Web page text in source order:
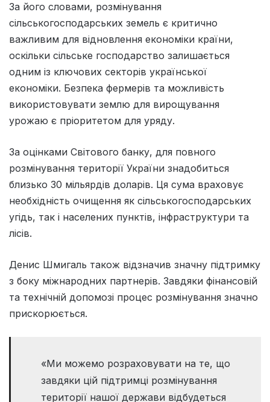
За його словами, розмінування
сільськогосподарських земель є критично
важливим для відновлення економіки країни,
оскільки сільське господарство залишається
одним із ключових секторів української
економіки. Безпека фермерів та можливість
використовувати землю для вирощування
урожаю є пріоритетом для уряду.
За оцінками Світового банку, для повного
розмінування території України знадобиться
близько 30 мільярдів доларів. Ця сума враховує
необхідність очищення як сільськогосподарських
угідь, так і населених пунктів, інфраструктури та
лісів.
Денис Шмигаль також відзначив значну підтримку
з боку міжнародних партнерів. Завдяки фінансовій
та технічній допомозі процес розмінування значно
прискорюється.
«Ми можемо розраховувати на те, що
завдяки цій підтримці розмінування
території нашої держави відбудеться